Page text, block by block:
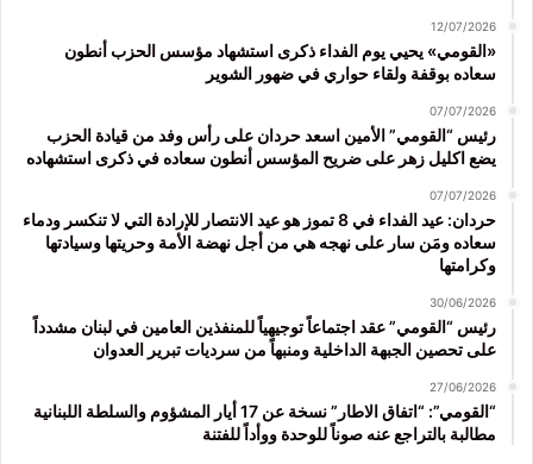
12/07/2026
«القومي» يحيي يوم الفداء ذكرى استشهاد مؤسس الحزب أنطون
سعاده بوقفة ولقاء حواري في ضهور الشوير
07/07/2026
رئيس “القومي” الأمين اسعد حردان على رأس وفد من قيادة الحزب
يضع اكليل زهر على ضريح المؤسس أنطون سعاده في ذكرى استشهاده
07/07/2026
حردان: عيد الفداء في 8 تموز هو عيد الانتصار للإرادة التي لا تنكسر ودماء
سعاده ومَن سار على نهجه هي من أجل نهضة الأمة وحريتها وسيادتها
وكرامتها
30/06/2026
رئيس “القومي” عقد اجتماعاً توجيهياً للمنفذين العامين في لبنان مشدداً
على تحصين الجبهة الداخلية ومنبهاً من سرديات تبرير العدوان
27/06/2026
“القومي”: “اتفاق الاطار” نسخة عن 17 أيار المشؤوم والسلطة اللبنانية
مطالبة بالتراجع عنه صوناً للوحدة ووأداً للفتنة